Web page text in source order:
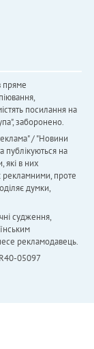
пряме
посилання на
заборонено.
/ "Новини
публікуються на
які в них
проте
думки,
судження,
рекламодавець.
05097